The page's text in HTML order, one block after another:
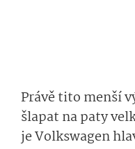
Právě tito menší
šlapat na paty
je Volkswagen